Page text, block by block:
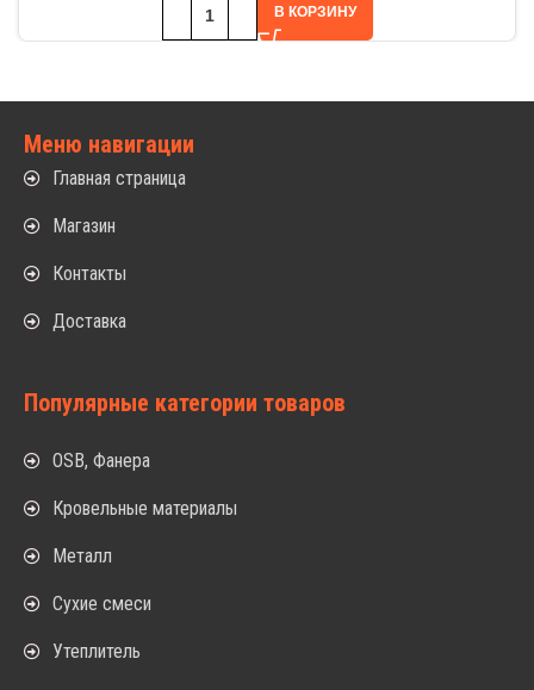
В КОРЗИНУ
Меню навигации
Главная страница
Магазин
Контакты
Доставка
Популярные категории товаров
OSB, Фанера
Кровельные материалы
Металл
Сухие смеси
Утеплитель